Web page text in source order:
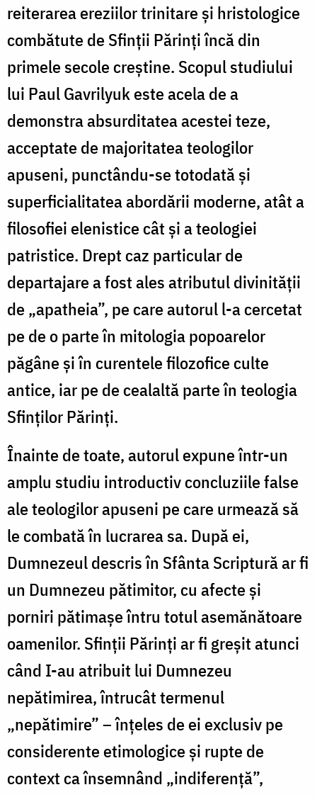
reiterarea ereziilor trinitare şi hristologice
combătute de Sfinţii Părinţi încă din
primele secole creştine. Scopul studiului
lui Paul Gavrilyuk este acela de a
demonstra absurditatea acestei teze,
acceptate de majoritatea teologilor
apuseni, punctându-se totodată şi
superficialitatea abordării moderne, atât a
filosofiei elenistice cât şi a teologiei
patristice. Drept caz particular de
departajare a fost ales atributul divinităţii
de „apatheia”, pe care autorul l-a cercetat
pe de o parte în mitologia popoarelor
păgâne şi în curentele filozofice culte
antice, iar pe de cealaltă parte în teologia
Sfinţilor Părinţi.
Înainte de toate, autorul expune într-un
amplu studiu introductiv concluziile false
ale teologilor apuseni pe care urmează să
le combată în lucrarea sa. După ei,
Dumnezeul descris în Sfânta Scriptură ar fi
un Dumnezeu pătimitor, cu afecte şi
porniri pătimaşe întru totul asemănătoare
oamenilor. Sfinţii Părinţi ar fi greşit atunci
când I-au atribuit lui Dumnezeu
nepătimirea, întrucât termenul
„nepătimire” – înţeles de ei exclusiv pe
considerente etimologice şi rupte de
context ca însemnând „indiferenţă”,